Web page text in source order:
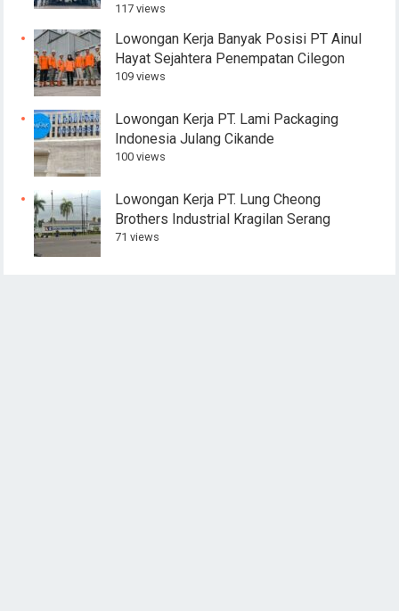
117 views
Lowongan Kerja Banyak Posisi PT Ainul
Hayat Sejahtera Penempatan Cilegon
109 views
Lowongan Kerja PT. Lami Packaging
Indonesia Julang Cikande
100 views
Lowongan Kerja PT. Lung Cheong
Brothers Industrial Kragilan Serang
71 views